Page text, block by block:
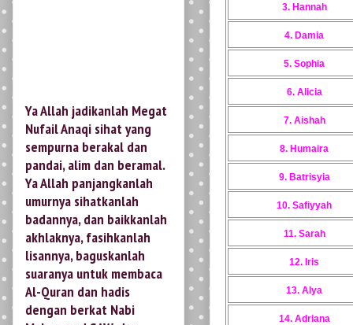
3. Hannah
4. Damia
5. Sophia
6. Alicia
7. Aishah
8. Humaira
9. Batrisyia
10. Safiyyah
11. Sarah
12. Iris
13. Alya
14. Adriana
pandai, alim dan beramal.
Ya Allah panjangkanlah
umurnya sihatkanlah
badannya, dan baikkanlah
akhlaknya, fasihkanlah
lisannya, baguskanlah
suaranya untuk membaca
Al-Quran dan hadis
dengan berkat Nabi
Muhammad SAW, dan
segala puji bagi Allah
Tuhan semesta alam. Amin.